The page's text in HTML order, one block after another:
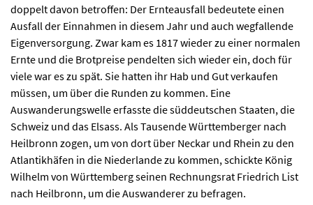
doppelt davon betroffen: Der Ernteausfall bedeutete einen
Ausfall der Einnahmen in diesem Jahr und auch wegfallende
Eigenversorgung. Zwar kam es 1817 wieder zu einer normalen
Ernte und die Brotpreise pendelten sich wieder ein, doch für
viele war es zu spät. Sie hatten ihr Hab und Gut verkaufen
müssen, um über die Runden zu kommen. Eine
Auswanderungswelle erfasste die süddeutschen Staaten, die
Schweiz und das Elsass. Als Tausende Württemberger nach
Heilbronn zogen, um von dort über Neckar und Rhein zu den
Atlantikhäfen in die Niederlande zu kommen, schickte König
Wilhelm von Württemberg seinen Rechnungsrat Friedrich List
nach Heilbronn, um die Auswanderer zu befragen.